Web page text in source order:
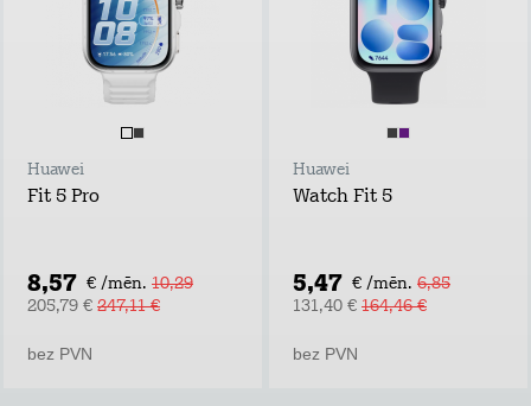
Huawei
Fit 5 Pro
8,57 € /mēn. 10,29
205,79 € 247,11 €
bez PVN
Huawei
Watch Fit 5
5,47 € /mēn. 6,85
131,40 € 164,46 €
bez PVN